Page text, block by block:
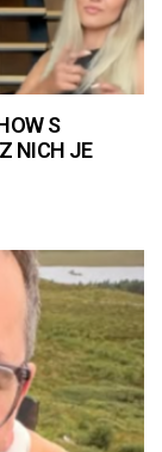
S
NICH JE